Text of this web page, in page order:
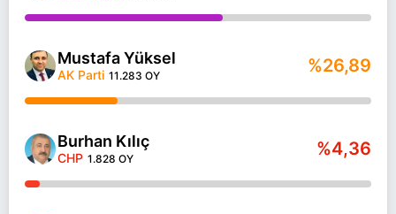
Mustafa Yüksel
AK Parti 11.283 OY %26,89
Burhan Kılıç
CHP 1.828 OY %4,36